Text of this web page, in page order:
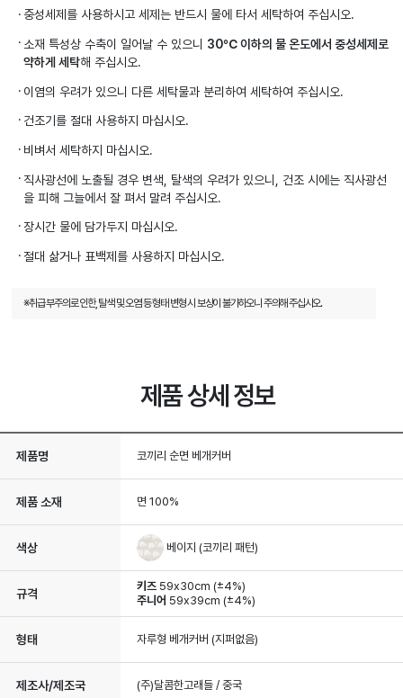
중성세제를 사용하시고 세제는 반드시 물에 타서 세탁하여 주십시오.
소재 특성상 수축이 일어날 수 있으니 30℃ 이하의 물 온도에서 중성세제로
약하게 세탁해 주십시오.
이염의 우려가 있으니 다른 세탁물과 분리하여 세탁하여 주십시오.
건조기를 절대 사용하지 마십시오.
비벼서 세탁하지 마십시오.
직사광선에 노출될 경우 변색, 탈색의 우려가 있으니, 건조 시에는 직사광선
을 피해 그늘에서 잘 펴서 말려 주십시오.
장시간 물에 담가두지 마십시오.
절대 삶거나 표백제를 사용하지 마십시오.
※취급 부주의로 인한, 탈색 및 오염 등 형태 변형 시 보상이 불가하오니 주의해 주십시오.
제품 상세 정보
제품명 코끼리 순면 베개커버
제품 소재 면 100%
색상 베이지 (코끼리 패턴)
규격
키즈59x30cm (±4%)
주니어 59x39cm (±4%)
형태 자루형 베개커버 (지퍼없음)
제조사/제조국 (주)달콤한고래들 / 중국